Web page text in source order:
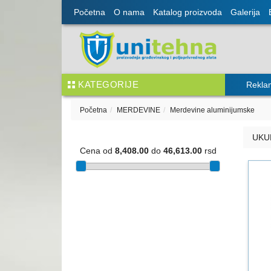
Početna O nama Katalog proizvoda Galerija
KATEGORIJE
Početna MERDEVINE Merdevine aluminijumske
Cena od 8,408.00do 46,613.00rsd